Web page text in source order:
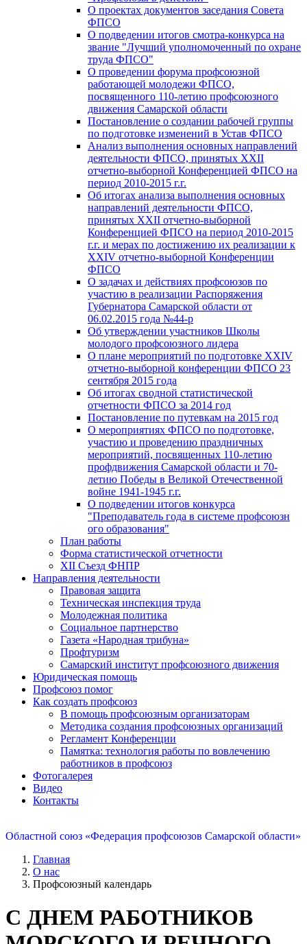
О проектах документов заседания Совета
ФПСО
О подведении итогов смотра-конкурса на
звание "Лучший уполномоченный по охране
труда ФПСО"
О проведении форума профсоюзной
работающей молодежи ФПСО,
посвященного 110-летию профсоюзного
движения Самарской области
Постановление о создании рабочей группы
по подготовке изменений в Устав ФПСО
Анализ выполнения основных направлений
деятельности ФПСО, принятых XXII
отчетно-выборной Конференцией ФПСО на
период 2010-2015 г.г.
Об итогах анализа выполнения основных
направлений деятельности ФПСО,
принятых XXII отчетно-выборной
Конференцией ФПСО на период 2010-2015
г.г. и мерах по достижению их реализации к
XXIV отчетно-выборной Конференции
ФПСО
О задачах и действиях профсоюзов по
участию в реализации Распоряжения
Губернатора Самарской области от
06.02.2015 года №44-р
Об утверждении участников Школы
молодого профсоюзного лидера
О плане мероприятий по подготовке XXIV
отчетно-выборной конференции ФПСО 23
сентября 2015 года
Об итогах сводной статистической
отчетности ФПСО за 2014 год
Постановление по путевкам на 2015 год
О мероприятиях ФПСО по подготовке,
участию и проведению праздничных
мероприятий, посвященных 110-летию
профдвижения Самарской области и 70-
летию Победы в Великой Отечественной
войне 1941-1945 г.г.
О подведении итогов конкурса
"Преподаватель года в системе профсоюзн
ого образования"
План работы
Форма статистической отчетности
XII Съезд ФНПР
Направления деятельности
Правовая защита
Техническая инспекция труда
Молодежная политика
Социальное партнерство
Газета «Народная трибуна»
Профтуризм
Самарский институт профсоюзного движения
Юридическая помощь
Профсоюз помог
Как создать профсоюз
В помощь профсоюзным организаторам
Методика создания профсоюзных организаций
Регламент Конференции
Памятка: технология работы по вовлечению
работников в профсоюз
Фотогалерея
Видео
Контакты
Областной союз «Федерация профсоюзов Самарской области»
Главная
О нас
Профсоюзный календарь
С ДНЕМ РАБОТНИКОВ